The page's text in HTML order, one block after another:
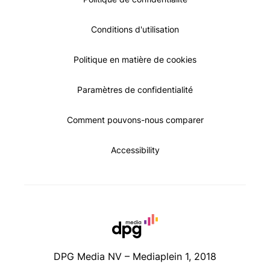
Conditions d'utilisation
Politique en matière de cookies
Paramètres de confidentialité
Comment pouvons-nous comparer
Accessibility
DPG Media NV – Mediaplein 1, 2018